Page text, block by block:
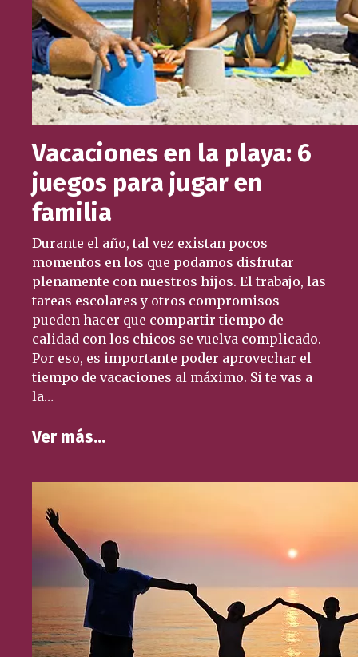
Vacaciones en la playa: 6
juegos para jugar en
familia
Durante el año, tal vez existan pocos
momentos en los que podamos disfrutar
plenamente con nuestros hijos. El trabajo, las
tareas escolares y otros compromisos
pueden hacer que compartir tiempo de
calidad con los chicos se vuelva complicado.
Por eso, es importante poder aprovechar el
tiempo de vacaciones al máximo. Si te vas a
la…
Ver más…